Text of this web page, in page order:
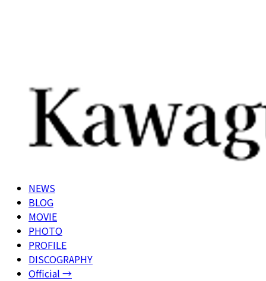
NEWS
BLOG
MOVIE
PHOTO
PROFILE
DISCOGRAPHY
Official →